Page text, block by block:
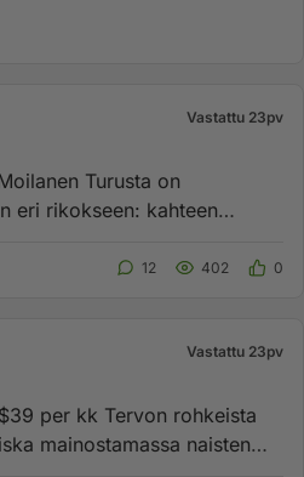
Vastattu 23pv
Turusta on
eri rikokseen: kahteen
12 402 0
Vastattu 23pv
per kk Tervon rohkeista
mainostamassa naisten